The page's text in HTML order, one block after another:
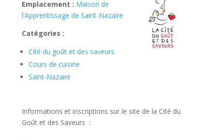
Emplacement : Maison de
l'Apprentissage de Saint-Nazaire
Catégories :
Cité du goût et des saveurs
Cours de cuisine
Saint-Nazaire
Informations et inscriptions sur le site de la Cité du
Goût et des Saveurs :